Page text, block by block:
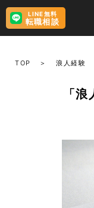
LINE無料
転職相談
TOP 浪人経験
「